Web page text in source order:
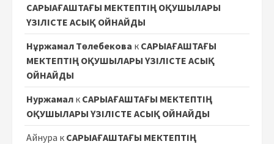
САРЫАҒАШТАҒЫ МЕКТЕПТІҢ ОҚУШЫЛАРЫ
ҮЗІЛІСТЕ АСЫҚ ОЙНАЙДЫ
Нұржамал Төлебекова к САРЫАҒАШТАҒЫ
МЕКТЕПТІҢ ОҚУШЫЛАРЫ ҮЗІЛІСТЕ АСЫҚ
ОЙНАЙДЫ
Нуржамал к САРЫАҒАШТАҒЫ МЕКТЕПТІҢ
ОҚУШЫЛАРЫ ҮЗІЛІСТЕ АСЫҚ ОЙНАЙДЫ
Айнура к САРЫАҒАШТАҒЫ МЕКТЕПТІҢ